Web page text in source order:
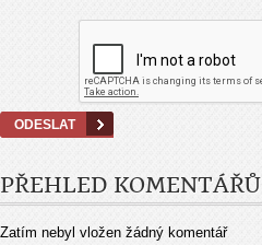
PŘEHLED KOMENTÁŘŮ
Zatím nebyl vložen žádný komentář